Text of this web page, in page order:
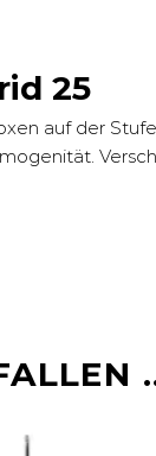
25
auf der